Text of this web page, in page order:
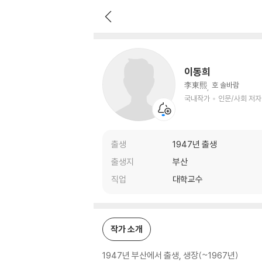
이동희
李東熙 호 솔바람
국내작가
인문/사회 저자
출생
1947년 출생
출생지
부산
직업
대학교수
작가 소개
1947년 부산에서 출생, 생장(~1967년)